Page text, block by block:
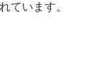
ています。